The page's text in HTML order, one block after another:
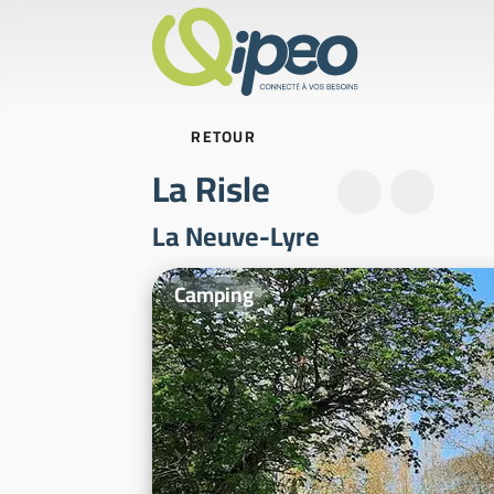
RETOUR
La Risle
La Neuve-Lyre
Photos d'illustration
Camping